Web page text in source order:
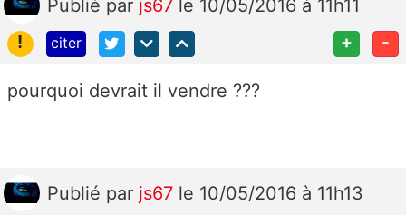
Publié par js67 le 10/05/2016 à 11h11
!
citer + -
pourquoi devrait il vendre ???
Publié par js67 le 10/05/2016 à 11h13